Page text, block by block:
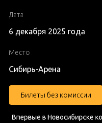
Дата
6 декабря 2025 года
Место
Сибирь-Арена
Билеты без комиссии
Впервые в Новосибирске